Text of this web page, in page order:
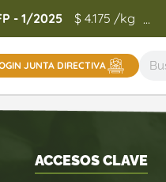
- 1/2025 $ 4.175 /kg ...
JUNTA DIRECTIVA
ACCESOS CLAVE